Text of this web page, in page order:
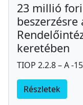
23 millió
beszerzésre
keretében
TIOP 2.2.8 – A -
Részletek